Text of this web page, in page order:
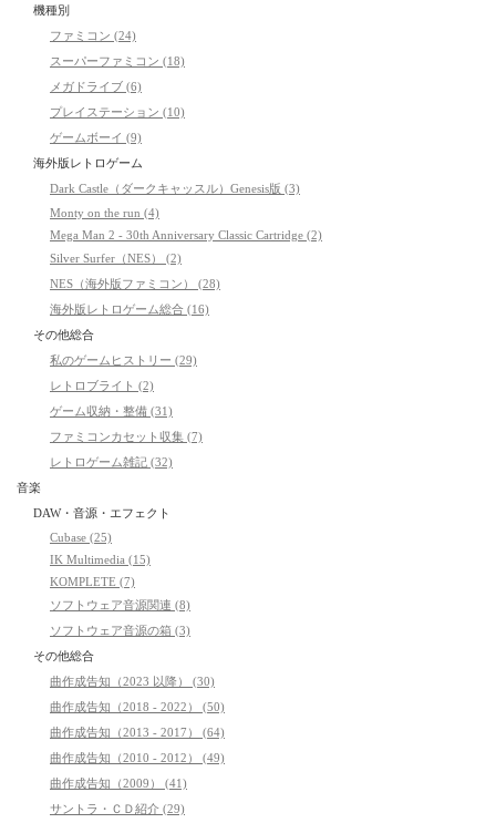
機種別
ファミコン (24)
スーパーファミコン (18)
メガドライブ (6)
プレイステーション (10)
ゲームボーイ (9)
海外版レトロゲーム
Dark Castle（ダークキャッスル）Genesis版 (3)
Monty on the run (4)
Mega Man 2 - 30th Anniversary Classic Cartridge (2)
Silver Surfer（NES） (2)
NES（海外版ファミコン） (28)
海外版レトロゲーム総合 (16)
その他総合
私のゲームヒストリー (29)
レトロブライト (2)
ゲーム収納・整備 (31)
ファミコンカセット収集 (7)
レトロゲーム雑記 (32)
音楽
DAW・音源・エフェクト
Cubase (25)
IK Multimedia (15)
KOMPLETE (7)
ソフトウェア音源関連 (8)
ソフトウェア音源の箱 (3)
その他総合
曲作成告知（2023 以降） (30)
曲作成告知（2018 - 2022） (50)
曲作成告知（2013 - 2017） (64)
曲作成告知（2010 - 2012） (49)
曲作成告知（2009） (41)
サントラ・ＣＤ紹介 (29)